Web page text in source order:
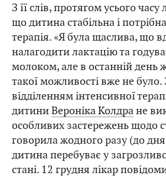
З її слів, протягом усього часу
що дитина стабільна і
терапія. «Я була щаслива, що
налагодити лактацію та
молоком, але в останній день
такої можливості вже не було.
відділенням інтенсивної
дитиниВероніка Колдране
особливих застережень щодо
говорила жодного разу (до
дитина перебуває у
стані. 12 грудня лікар